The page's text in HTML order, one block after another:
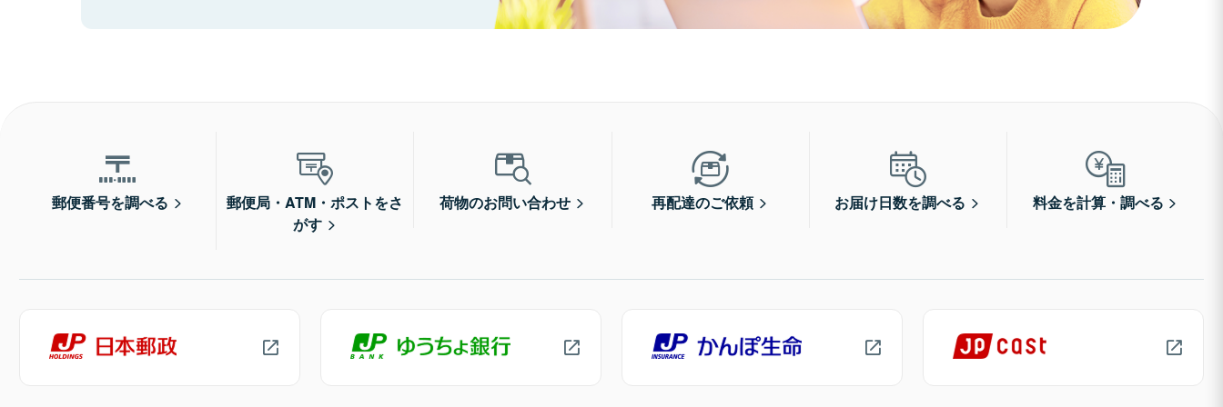
郵便番号を調べる
郵便局・ATM・ポストをさ
がす
荷物のお問い合わせ 再配達のご依頼 お届け日数を調べる 料金を計算・調べる